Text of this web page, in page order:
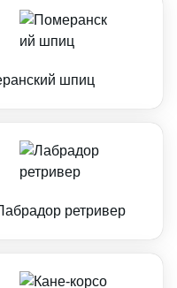
шпиц
ретривер